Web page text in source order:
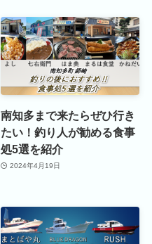
南知多まで来たらぜひ行き
たい！釣り人が勧める食事
処5選を紹介
2024年4月19日